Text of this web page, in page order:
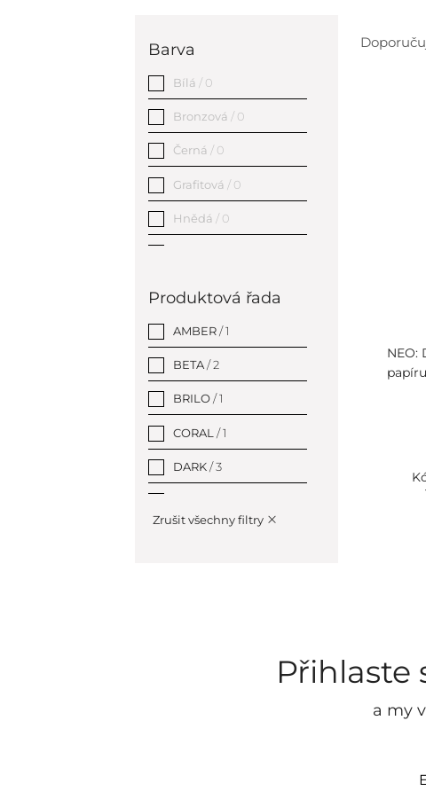
Barva
Bílá / 0
Bronzová / 0
Černá / 0
Grafitová / 0
Hnědá / 0
Produktová řada
AMBER/ 1
BETA/ 2
BRILO/ 1
CORAL / 1
DARK/ 3
Zrušit všechny filtry
NEO:
Přihlaste
a my